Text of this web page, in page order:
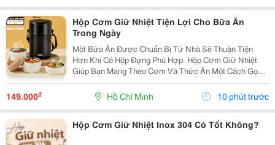
Hộp Cơm Giữ Nhiệt Tiện Lợi Cho Bữa Ăn
Trong Ngày
Một Bữa Ăn Được Chuẩn Bị Từ Nhà Sẽ Thuận Tiện
Hơn Khi Có Hộp Đựng Phù Hợp. Hộp Cơm Giữ Nhiệt
Giúp Bạn Mang Theo Cơm Và Thức Ăn Một Cách Gọn
Gàng, Thích Hợp Cho Những Ngày Đi Học, Đi Làm
Hoặc Cần Di Chuyển Nhiều. Chọn Hộp Theo Món Ăn
Thường Mang ...
149.000₫ Hồ Chí Minh 10 phút trước
Hộp Cơm Giữ Nhiệt Inox 304 Có Tốt Không?